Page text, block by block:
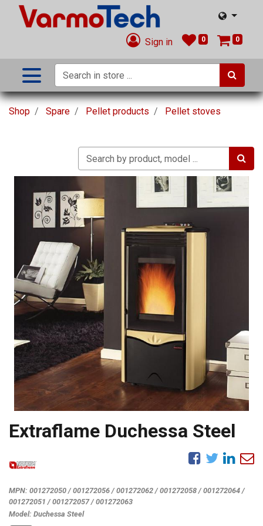
Sign in 0 0
Shop Spare Pellet products Pellet stoves
Extraflame Duchessa Steel
MPN: 001272050 / 001272056 / 001272062 / 001272058 / 001272064 /
001272051 / 001272057 / 001272063
Model: Duchessa Steel